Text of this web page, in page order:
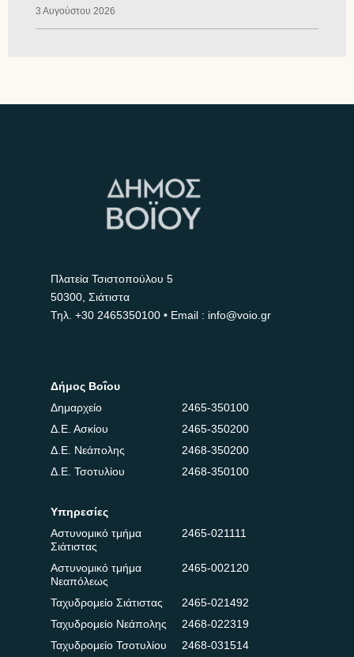
3 Αυγούστου 2026
Πλατεία Τσιστοπούλου 5
50300, Σιάτιστα
Τηλ. +30 2465350100 • Email : info@voio.gr
Δήμος Βοΐου
Δημαρχείο
2465-350100
Δ.Ε. Ασκίου
2465-350200
Δ.Ε. Νεάπολης
2468-350200
Δ.Ε. Τσοτυλίου
2468-350100
Υπηρεσίες
Αστυνομικό τμήμα
Σιάτιστας
2465-021111
Αστυνομικό τμήμα
Νεαπόλεως
2465-002120
Ταχυδρομείο Σιάτιστας
2465-021492
Ταχυδρομείο Νεάπολης
2468-022319
Ταχυδρομείο Τσοτυλίου
2468-031514